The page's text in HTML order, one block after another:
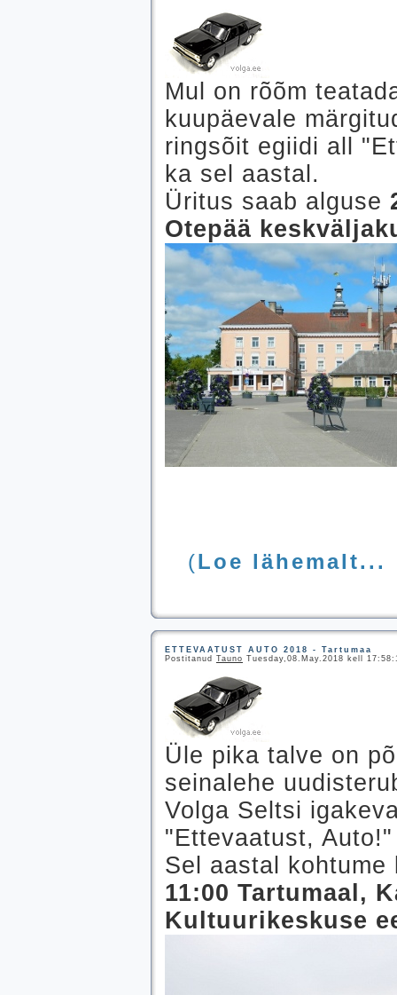
Mul on rõõm
kuupäevale
ringsõit egiidi all
ka sel aastal.
Üritus saab alguse
Otepää
(Loe lähemalt...
ETTEVAATUST AUTO 2018 - Tartumaa
Postitanud Tauno Tuesday,08.May.2018 kell
Üle pika talve on
seinalehe
Volga Seltsi
"Ettevaatust,
Sel aastal
11:00 Tartumaal,
Kultuurikeskuse